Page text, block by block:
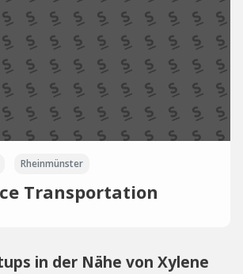
Rheinmünster
Transportation
in der Nähe von Xylene